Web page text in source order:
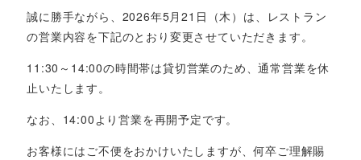
誠に勝手ながら、2026年5月21日（木）は、レストラン
の営業内容を下記のとおり変更させていただきます。
11:30～14:00の時間帯は貸切営業のため、通常営業を休
止いたします。
なお、14:00より営業を再開予定です。
お客様にはご不便をおかけいたしますが、何卒ご理解賜